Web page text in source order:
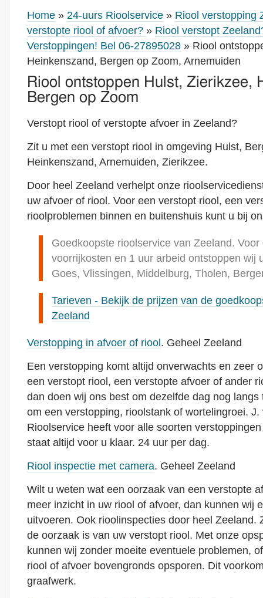
Home » 24-uurs Rioolservice » Riool verstopping
verstopte riool of afvoer? » Riool verstopt
Verstoppingen! Bel 06-27895028 » Riool
Heinkenszand, Bergen op Zoom, Arnemuiden
Riool ontstoppen Hulst, Zierikzee,
Bergen op Zoom
Verstopt riool of verstopte afvoer in Zeeland?
Zit u met een verstopt riool in omgeving Hulst,
Heinkenszand, Arnemuiden, Zierikzee.
Door heel Zeeland verhelpt onze
uw afvoer of riool. Voor een verstopt riool, een
rioolproblemen binnen en buitenshuis kunt u bij
Goedkoopste rioolservice van Zeeland. Voor
voorrijkosten en 1 uur arbeid ontstoppen wij
Goes, Vlissingen, Middelburg, Tholen,
Tarieven - Bekijk de prijzen van de
Zeeland
Verstopping in afvoer of riool . Geheel Zeeland
Een verstopping komt altijd onverwachts en zeer
een verstopt riool, een verstopte afvoer of ander
dan doen wij ons best om dezelfde dag nog
om een verstopping, rioolstank of wortelingroei. J.
Rioolservice heeft voor alle soorten
staat altijd voor u klaar. 24 uur per dag.
Riool inspectie met camera. Geheel Zeeland
Wilt u weten wat een oorzaak van een verstopte
meer inzicht in uw riool of afvoer, dan kunnen wij
uitvoeren. Ook rioolinspecties door heel Zeeland.
de oorzaak is van uw verstopt riool. Met onze
kunnen wij zonder moeite eventuele problemen,
riool of afvoer bovengronds opsporen. Dit
graafwerk.